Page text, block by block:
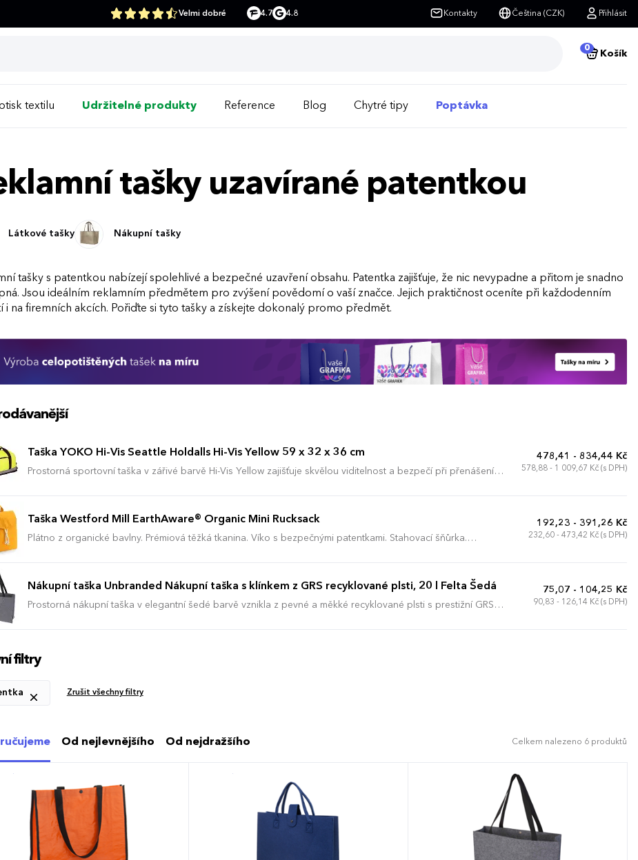
Velmi dobré 4.7 4.8 Kontakty Čeština (CZK) Přihlásit
0
Košík
textilu Udržitelné produkty Reference Blog Chytré tipy Poptávka
tašky uzavírané patentkou
Látkové tašky Nákupní tašky
tašky s patentkou nabízejí spolehlivé a bezpečné uzavření obsahu. Patentka zajišťuje, že nic nevypadne a přitom je snadno
Jsou ideálním reklamním předmětem pro zvýšení povědomí o vaší značce. Jejich praktičnost oceníte při každodenním
i na firemních akcích. Pořiďte si tyto tašky a získejte dokonalý promo předmět.
Taška YOKO Hi-Vis Seattle Holdalls Hi-Vis Yellow 59 x 32 x 36 cm
Prostorná sportovní taška v zářivé barvě Hi-Vis Yellow zajišťuje skvělou viditelnost a bezpečí při přenášení
rychlý přístup k drobnostem. Nastavitelný ramenní popruh spolu s polstrovanými úchyty na koncích
usnadňuje manipulaci i při plném zatížení těžkým nákladem. Možnost brandingu: Produkt lze opatřit potiskem
478,41 - 834,44 Kč
578,88 - 1 009,67 Kč (s DPH)
Taška Westford Mill EarthAware® Organic Mini Rucksack
Plátno z organické bavlny. Prémiová těžká tkanina. Víko s bezpečnými patentkami. Stahovací šňůrka.
192,23 - 391,26 Kč
232,60 - 473,42 Kč (s DPH)
Nákupní taška Unbranded Nákupní taška s klínkem z GRS recyklované plsti, 20 l Felta Šedá
Prostorná nákupní taška v elegantní šedé barvě vznikla z pevné a měkké recyklované plsti s prestižní GRS
celé tašky. Možnost brandingu: Produkt lze opatřit potiskem dle vašich požadavků. Rádi vám doporučíme
75,07 - 104,25 Kč
90,83 - 126,14 Kč (s DPH)
filtry
Zrušit všechny filtry
Od nejlevnějšího Od nejdražšího Celkem nalezeno 6 produktů